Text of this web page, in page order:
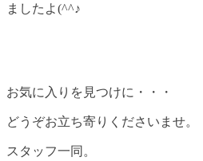
ましたよ(^^♪
お気に入りを見つけに・・・
どうぞお立ち寄りくださいませ。
スタッフ一同。